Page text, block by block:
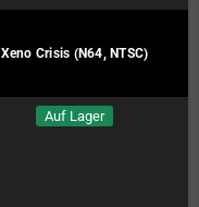
Xeno Crisis (N64, NTSC)
Auf Lager